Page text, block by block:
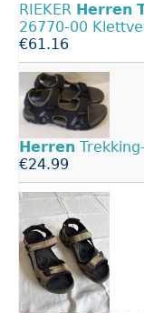
RIEKER Herren
26770-00
€61.16
Herren
€24.99